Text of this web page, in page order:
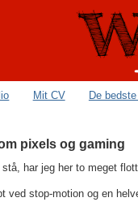
Mit CV De
pixels og gaming
har jeg her to meget
ved stop-motion og en